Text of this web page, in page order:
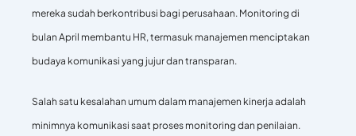
mereka sudah berkontribusi bagi perusahaan. Monitoring di
bulan April membantu HR, termasuk manajemen menciptakan
budaya komunikasi yang jujur dan transparan.
Salah satu kesalahan umum dalam manajemen kinerja adalah
minimnya komunikasi saat proses monitoring dan penilaian.